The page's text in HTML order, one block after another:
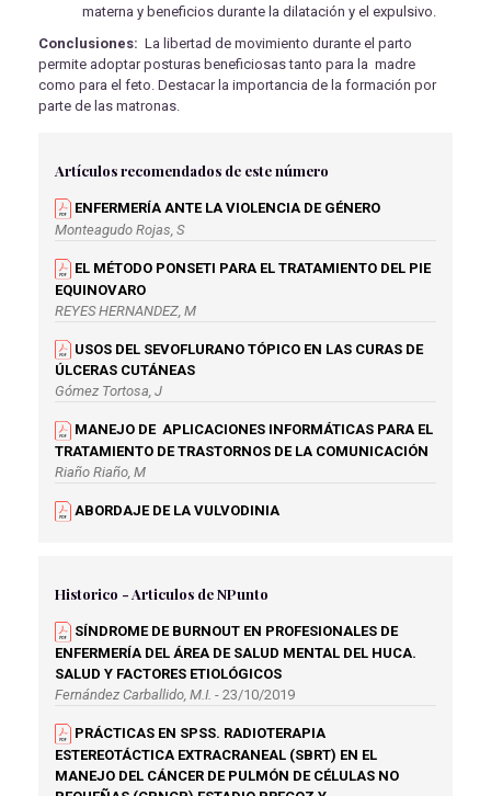
materna y beneficios durante la dilatación y el expulsivo.
Conclusiones: La libertad de movimiento durante el parto
permite adoptar posturas beneficiosas tanto para la madre
como para el feto. Destacar la importancia de la formación por
parte de las matronas.
Artículos recomendados de este número
ENFERMERÍA ANTE LA VIOLENCIA DE GÉNERO
Monteagudo Rojas, S
EL MÉTODO PONSETI PARA EL TRATAMIENTO DEL PIE
EQUINOVARO
REYES HERNANDEZ, M
USOS DEL SEVOFLURANO TÓPICO EN LAS CURAS DE
ÚLCERAS CUTÁNEAS
Gómez Tortosa, J
MANEJO DE APLICACIONES INFORMÁTICAS PARA EL
TRATAMIENTO DE TRASTORNOS DE LA COMUNICACIÓN
Riaño Riaño, M
ABORDAJE DE LA VULVODINIA
ENFERMERA GESTORA DE CASOS EN ATENCIÓN
Arribas Moya, E
BENEFICIOS DE LA VENTILACIÓN MECÁNICA NO
INVASIVA EN PACIENTES TERMINALES
TERAPIA DE REALIDAD VIRTUAL Y SU APLICACIÓN EN
EL DOLOR DEL MIEMBRO FANTASMA
Historico - Articulos de NPunto
SÍNDROME DE BURNOUT EN PROFESIONALES DE
ENFERMERÍA DEL ÁREA DE SALUD MENTAL DEL HUCA.
SALUD Y FACTORES ETIOLÓGICOS
Fernández Carballido, M.I. - 23/10/2019
PRÁCTICAS EN SPSS. RADIOTERAPIA
ESTEREOTÁCTICA EXTRACRANEAL (SBRT) EN EL
MANEJO DEL CÁNCER DE PULMÓN DE CÉLULAS NO